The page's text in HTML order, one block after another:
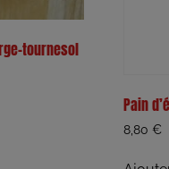
tournesol
Pain
8,80 €